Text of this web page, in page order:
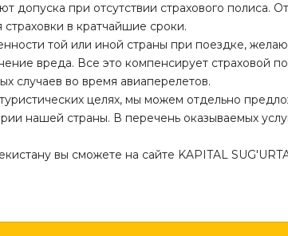
при отсутствии страхового полиса.
в кратчайшие сроки.
той или иной страны при поездке,
вреда. Все это компенсирует страховой
случаев во время авиаперелетов.
целях, мы можем отдельно
нашей страны. В перечень оказываемых
вы сможете на сайте KAPITAL